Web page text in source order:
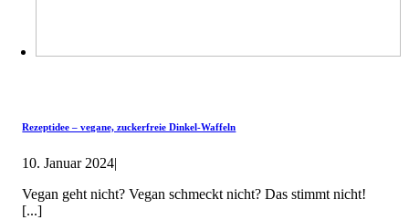
Rezeptidee – vegane, zuckerfreie Dinkel-Waffeln
10. Januar 2024|
Vegan geht nicht? Vegan schmeckt nicht? Das stimmt nicht!
[...]